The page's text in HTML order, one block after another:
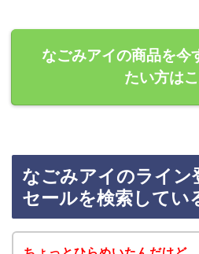
なごみアイの商品を今
たい方は
なごみアイのライン
セールを検索してい